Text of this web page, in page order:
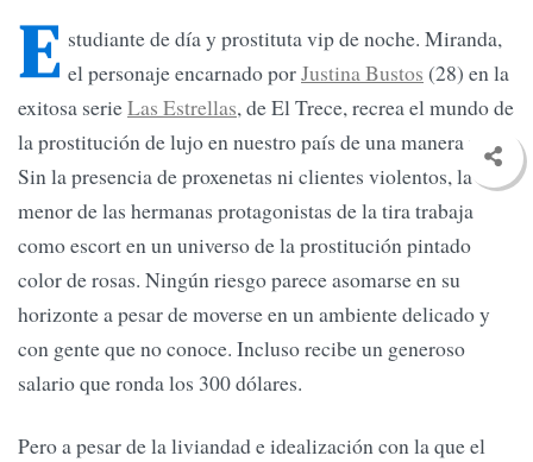
E studiante de día y prostituta vip de noche. Miranda,
el personaje encarnado porJustina Bustos (28) en la
exitosa serieLas Estrellas, de El Trece, recrea el mundo de
la prostitución de lujo en nuestro país de una manera naif.
Sin la presencia de proxenetas ni clientes violentos, la
menor de las hermanas protagonistas de la tira trabaja
como escort en un universo de la prostitución pintado
color de rosas. Ningún riesgo parece asomarse en su
horizonte a pesar de moverse en un ambiente delicado y
con gente que no conoce. Incluso recibe un generoso
salario que ronda los 300 dólares.
Pero a pesar de la liviandad e idealización con la que el